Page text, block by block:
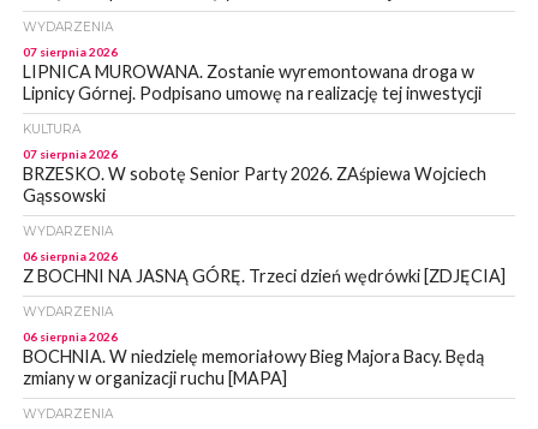
WYDARZENIA
07 sierpnia 2026
LIPNICA MUROWANA. Zostanie wyremontowana droga w
Lipnicy Górnej. Podpisano umowę na realizację tej inwestycji
KULTURA
07 sierpnia 2026
BRZESKO. W sobotę Senior Party 2026. ZAśpiewa Wojciech
Gąssowski
WYDARZENIA
06 sierpnia 2026
Z BOCHNI NA JASNĄ GÓRĘ. Trzeci dzień wędrówki [ZDJĘCIA]
WYDARZENIA
06 sierpnia 2026
BOCHNIA. W niedzielę memoriałowy Bieg Majora Bacy. Będą
zmiany w organizacji ruchu [MAPA]
WYDARZENIA